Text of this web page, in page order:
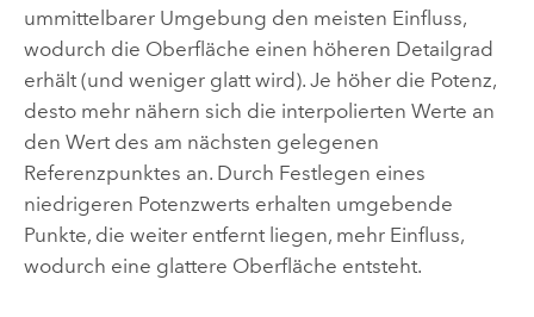
ummittelbarer Umgebung den meisten Einfluss,
wodurch die Oberfläche einen höheren Detailgrad
erhält (und weniger glatt wird). Je höher die Potenz,
desto mehr nähern sich die interpolierten Werte an
den Wert des am nächsten gelegenen
Referenzpunktes an. Durch Festlegen eines
niedrigeren Potenzwerts erhalten umgebende
Punkte, die weiter entfernt liegen, mehr Einfluss,
wodurch eine glattere Oberfläche entsteht.